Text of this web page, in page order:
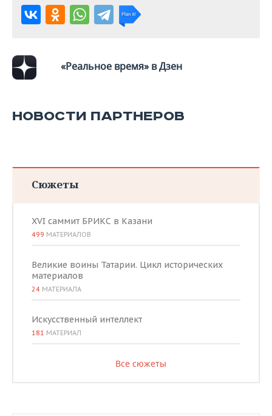
«Реальное время» в Дзен
НОВОСТИ ПАРТНЕРОВ
Сюжеты
XVI саммит БРИКС в Казани
499 МАТЕРИАЛОВ
Великие воины Татарии. Цикл исторических
материалов
24 МАТЕРИАЛА
Искусственный интеллект
181 МАТЕРИАЛ
Все сюжеты